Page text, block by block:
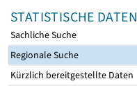
STATISTISCHE DATEN
Sachliche Suche
Regionale Suche
Kürzlich bereitgestellte Daten